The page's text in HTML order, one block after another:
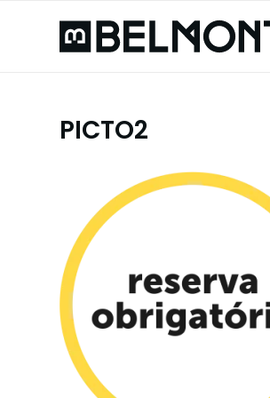
PICTO2